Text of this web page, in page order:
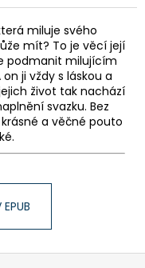
miluje svého
mít? To je věcí její
podmanit milujícím
ji vždy s láskou a
život tak nachází
svazku. Bez
a věčné pouto